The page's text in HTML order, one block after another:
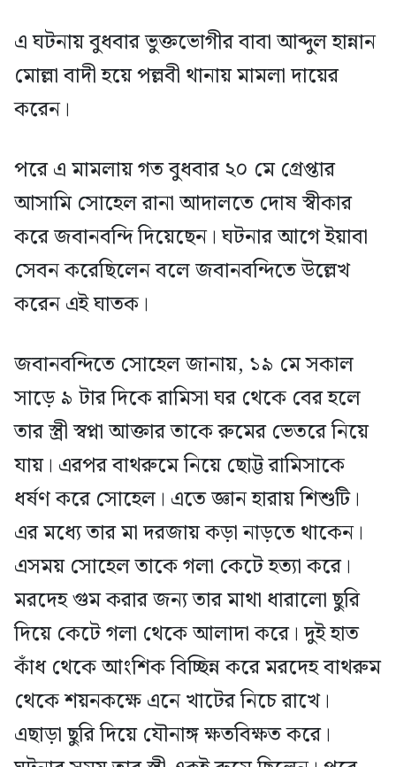
এ ঘটনায় বুধবার ভুক্তভোগীর বাবা আব্দুল হান্নান
মোল্লা বাদী হয়ে পল্লবী থানায় মামলা দায়ের
করেন।
পরে এ মামলায় গত বুধবার ২০ মে গ্রেপ্তার
আসামি সোহেল রানা আদালতে দোষ স্বীকার
করে জবানবন্দি দিয়েছেন। ঘটনার আগে ইয়াবা
সেবন করেছিলেন বলে জবানবন্দিতে উল্লেখ
করেন এই ঘাতক।
জবানবন্দিতে সোহেল জানায়, ১৯ মে সকাল
সাড়ে ৯ টার দিকে রামিসা ঘর থেকে বের হলে
তার স্ত্রী স্বপ্না আক্তার তাকে রুমের ভেতরে নিয়ে
যায়। এরপর বাথরুমে নিয়ে ছোট্ট রামিসাকে
ধর্ষণ করে সোহেল। এতে জ্ঞান হারায় শিশুটি।
এর মধ্যে তার মা দরজায় কড়া নাড়তে থাকেন।
এসময় সোহেল তাকে গলা কেটে হত্যা করে।
মরদেহ গুম করার জন্য তার মাথা ধারালো ছুরি
দিয়ে কেটে গলা থেকে আলাদা করে। দুই হাত
কাঁধ থেকে আংশিক বিচ্ছিন্ন করে মরদেহ বাথরুম
থেকে শয়নকক্ষে এনে খাটের নিচে রাখে।
এছাড়া ছুরি দিয়ে যৌনাঙ্গ ক্ষতবিক্ষত করে।